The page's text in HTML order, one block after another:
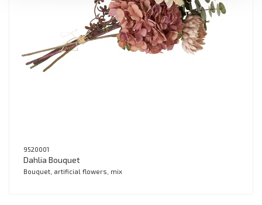
9520001
Dahlia Bouquet
Bouquet, artificial flowers, mix